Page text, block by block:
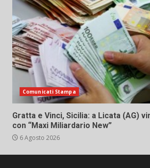
Comunicati Stampa
Gratta e Vinci, Sicilia: a Licata (AG)
con “Maxi Miliardario New”
6 Agosto 2026